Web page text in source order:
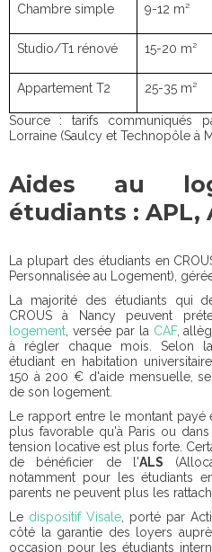
Chambre simple 9-12 m²
Studio/T1 rénové 15-20 m²
Appartement T2 25-35 m²
Source : tarifs communiqués
Lorraine (Saulcy et Technopôle à
Aides au
étudiants : APL,
La plupart des étudiants en
Personnalisée au Logement),
La majorité des étudiants qui
CROUS à Nancy peuvent
logement , versée par la CAF,
à régler chaque mois. Selon
étudiant en habitation
150 à 200 € d'aide mensuelle,
de son logement.
Le rapport entre le montant
plus favorable qu'à Paris ou
tension locative est plus forte.
de bénéficier de l'ALS
notamment pour les étudiants
parents ne peuvent plus les
Le dispositif Visale , porté par
côté la garantie des loyers
occasion pour les étudiants